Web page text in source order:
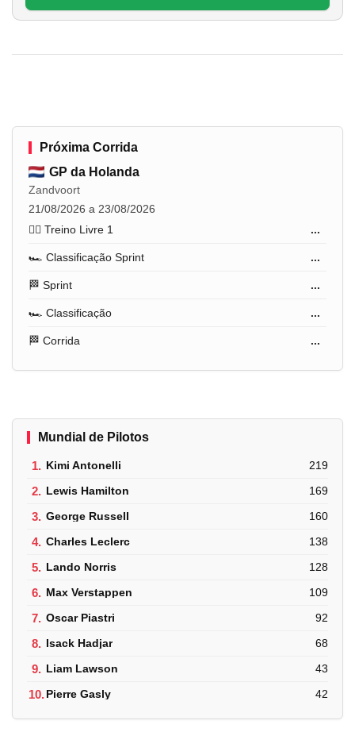
Próxima Corrida
GP da Holanda
Zandvoort
21/08/2026 a 23/08/2026
🏋️‍♂️ Treino Livre 1
...
🏎️ Classificação Sprint ...
🏁 Sprint ...
🏎️ Classificação ...
🏁 Corrida ...
Mundial de Pilotos
1. Kimi Antonelli 219
2. Lewis Hamilton 169
3. George Russell 160
4. Charles Leclerc 138
5. Lando Norris 128
6. Max Verstappen 109
7. Oscar Piastri 92
8. Isack Hadjar 68
9. Liam Lawson 43
10.Pierre Gasly 42